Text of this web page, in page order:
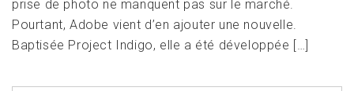
prise de photo ne manquent pas sur le marché.
Pourtant, Adobe vient d’en ajouter une nouvelle.
Baptisée Project Indigo, elle a été développée […]